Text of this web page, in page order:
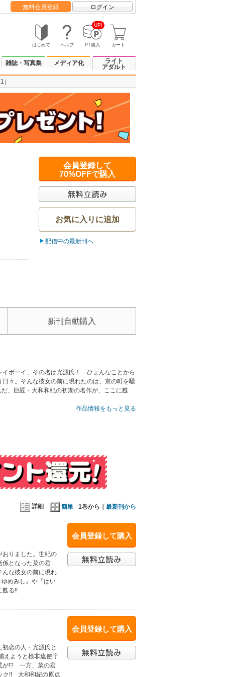
無料会員登録 ログイン
はじめて ヘルプ
UP!
PT購入 カート
雑誌・写真集 メディア化
ライト
アダルト
会員登録して
70%OFFで購入
お気に入りに追加
配信中の最新刊へ
新刊自動購入
イボーイ、その名は光源氏！ ひょんなことから
々。そんな彼女の前に現れたのは、京の町を騒
、巨匠・大和和紀の初期の名作が、ここに甦
作品情報をもっと見る
詳細 簡単 1巻から｜ 最新刊から
会員登録して購入
おりました。世紀の
となった菜の君
んな彼女の前に現れ
めみし』や『はい
甦る!!
会員登録して購入
恋の人・光源氏と
えようと検非違使庁
が!? 一方、菜の君
!! 大和和紀の原点